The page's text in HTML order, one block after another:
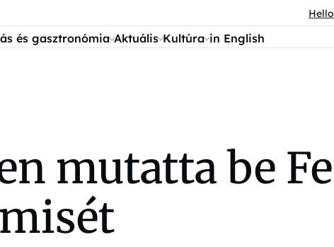
és gasztronómia Aktuális Kultúra in English
mutatta be